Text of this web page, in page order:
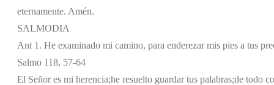
eternamente. Amén.
SALMODIA
Ant 1. He examinado mi camino, para enderezar mis pies a tus
Salmo 118, 57-64
El Señor es mi herencia;he resuelto guardar tus palabras;de todo